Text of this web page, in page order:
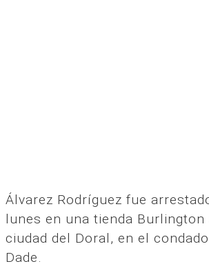
Álvarez Rodríguez fue
lunes en una tienda Burlington
ciudad del Doral, en el
Dade.